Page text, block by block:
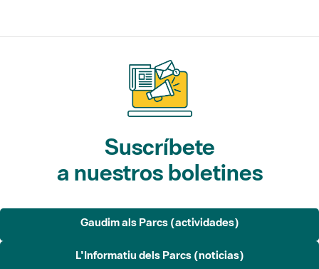
Suscríbete
a nuestros boletines
Gaudim als Parcs (actividades)